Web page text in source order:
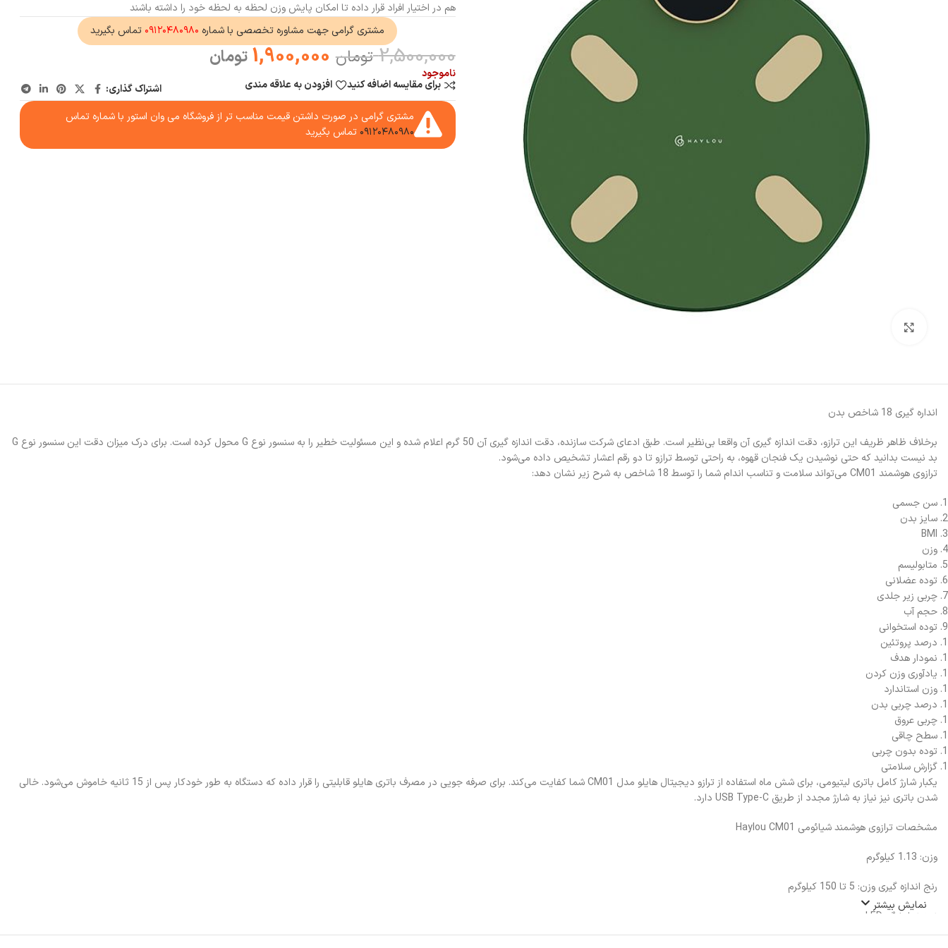
هم در اختیار افراد قرار داده تا امکان پایش وزن لحظه به لحظه خود را داشته باشند
مشتری گرامی جهت مشاوره تخصصی با شماره ۰۹۱۲۰۴۸۰۹۸۰ تماس بگیرید
2,500,000 تومان 1,900,000 تومان
ناموجود
برای مقایسه اضافه کنید افزودن به علاقه مندی
اشتراک گذاری:
مشتری گرامی در صورت داشتن قیمت مناسب تر از فروشگاه می وان استور با شماره تماس
۰۹۱۲۰۴۸۰۹۸۰ تماس بگیرید
انداره گیری 18 شاخص بدن
برخلاف ظاهر ظریف این ترازو، دقت اندازه گیری آن واقعا بی‌نظیر است. طبق ادعای شرکت سازنده، دقت اندازه گیری آن 50 گرم اعلام شده و این مسئولیت خطیر را به سنسور نوع G محول کرده است. برای درک میزان دقت این سنسور نوع G
بد نیست بدانید که حتی نوشیدن یک فنجان قهوه، به راحتی توسط ترازو تا دو رقم اعشار تشخیص داده می‌شود.
ترازوی هوشمند CM01 می‌تواند سلامت و تناسب اندام شما را توسط 18 شاخص به شرح زیر نشان دهد:
سن جسمی
سایز بدن
BMI
وزن
متابولیسم
توده عضلانی
چربی زیر جلدی
حجم آب
توده استخوانی
درصد پروتئین
نمودار هدف
یادآوری وزن کردن
وزن استاندارد
درصد چربی بدن
چربی عروق
سطح چاقی
توده بدون چربی
گزارش سلامتی
یکبار شارژ کامل باتری لیتیومی، برای شش ماه استفاده از ترازو دیجیتال هایلو مدل CM01 شما کفایت می‌کند. برای صرفه جویی در مصرف باتری هایلو قابلیتی را قرار داده که دستگاه به طور خودکار پس از 15 ثانیه خاموش می‌شود. خالی
شدن باتری نیز نیاز به شارژ مجدد از طریق USB Type-C دارد.
مشخصات ترازوی هوشمند شیائومی Haylou CM01
وزن: 1.13 کیلوگرم
رنج اندازه گیری وزن: 5 تا 150 کیلوگرم
نوع نمایشگر: LED
نمایش بیشتر